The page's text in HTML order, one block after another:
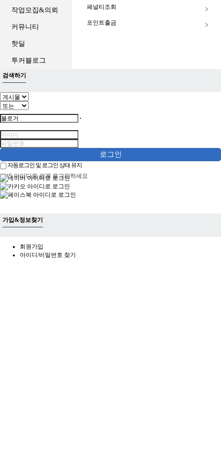
작업모집&의뢰
커뮤니티
핫딜
투커블로그
페널티조회
포인트출금
검색하기
로그인
자동로그인 및 로그인 상태 유지
SNS 아이디로 쉽게 로그인하세요
가입&정보찾기
회원가입
아이디/비밀번호 찾기